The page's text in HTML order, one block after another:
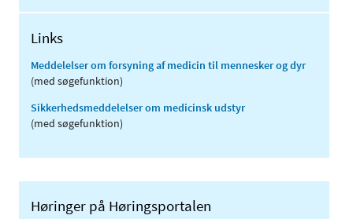
Links
Meddelelser om forsyning af medicin til mennesker og dyr
(med søgefunktion)
Sikkerhedsmeddelelser om medicinsk udstyr
(med søgefunktion)
Høringer på Høringsportalen